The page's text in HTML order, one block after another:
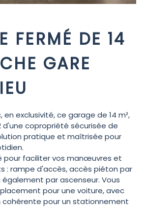
FERMÉ DE 14
GARE
en exclusivité, ce garage de 14 m²,
d'une copropriété sécurisée de
pratique et maîtrisée pour
pour faciliter vos manœuvres et
: rampe d'accès, accès piéton par
par ascenseur. Vous
pour une voiture, avec
cohérente pour un stationnement